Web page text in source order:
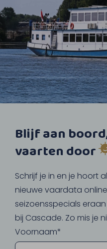
Blijf aan
vaarten door
Schrijf je in en je hoort
nieuwe vaardata
seizoensspecials
bij Cascade. Zo mis je
Voornaam*